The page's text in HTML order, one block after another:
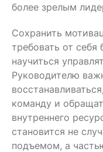
более зрелым
Сохранить
требовать от себя
научиться
Руководителю
команду и
внутреннего
становится не
подъемом, а